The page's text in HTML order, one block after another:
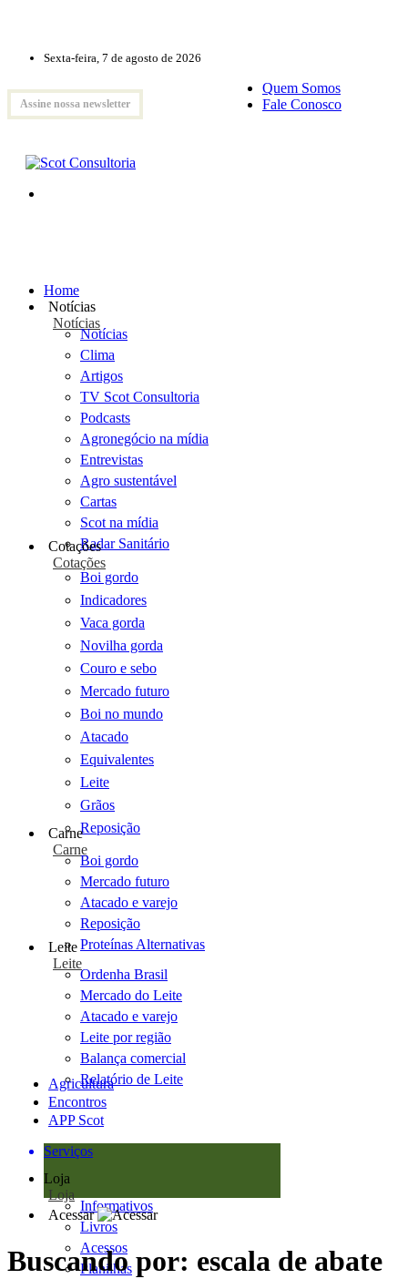
Sexta-feira, 7 de agosto de 2026
Assine nossa newsletter
Quem Somos
Fale Conosco
Home
Notícias
Notícias
Notícias
Clima
Artigos
TV Scot Consultoria
Podcasts
Agronegócio na mídia
Entrevistas
Agro sustentável
Cartas
Scot na mídia
Radar Sanitário
Cotações
Cotações
Boi gordo
Indicadores
Vaca gorda
Novilha gorda
Couro e sebo
Mercado futuro
Boi no mundo
Atacado
Equivalentes
Leite
Grãos
Reposição
Carne
Carne
Boi gordo
Mercado futuro
Atacado e varejo
Reposição
Proteínas Alternativas
Leite
Leite
Ordenha Brasil
Mercado do Leite
Atacado e varejo
Leite por região
Balança comercial
Relatório de Leite
Agricultura
Encontros
APP Scot
Serviços
Loja
Loja
Informativos
Livros
Acessos
Planilhas
Acessar
Buscando por: escala de abate